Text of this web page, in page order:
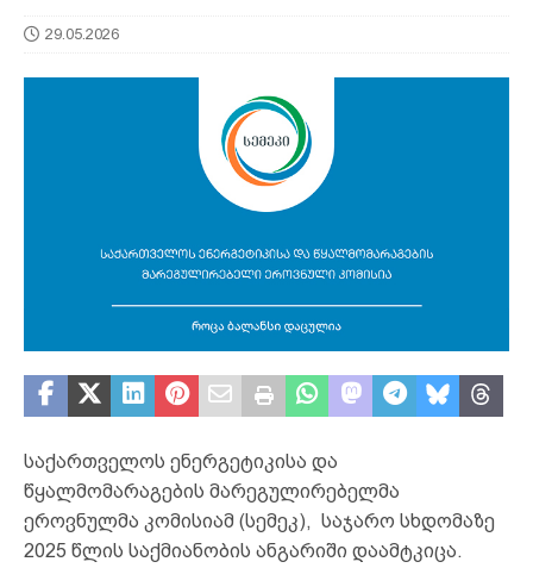
29.05.2026
საქართველოს ენერგეტიკისა და
წყალმომარაგების მარეგულირებელმა
ეროვნულმა კომისიამ (სემეკ), საჯარო სხდომაზე
2025 წლის საქმიანობის ანგარიში დაამტკიცა.